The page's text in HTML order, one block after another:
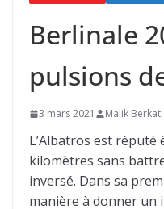
Berlinale
pulsions
3 mars 2021 Malik Berkati
L’Albatros est réputé
kilomètres sans
inversé. Dans sa
manière à donner un